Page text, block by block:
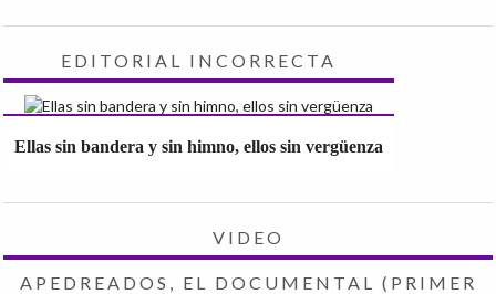
EDITORIAL INCORRECTA
Ellas sin bandera y sin himno, ellos sin vergüenza
VIDEO
APEDREADOS, EL DOCUMENTAL (PRIMER